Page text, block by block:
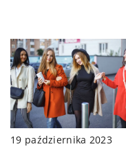
19 października 2023